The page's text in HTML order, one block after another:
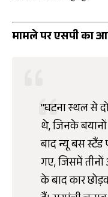
मामले पर एसपी का
"घटना स्थल से
थे, जिनके
बाद न्यू बस
गए, जिसमें
के बाद कार